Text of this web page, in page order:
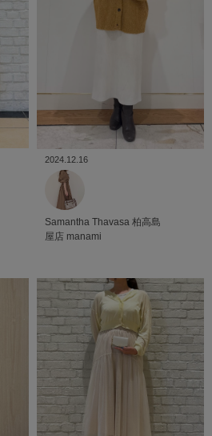
2024.12.16
Samantha Thavasa 柏高島
屋店 manami